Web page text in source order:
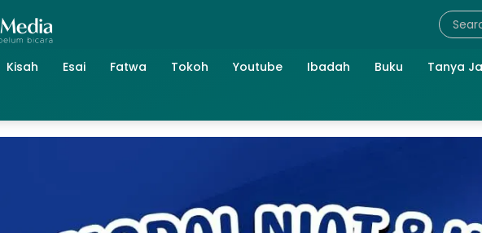
Kisah Esai Fatwa Tokoh Youtube Ibadah Buku Tanya